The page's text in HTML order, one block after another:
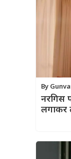
By
नरगिस
लगाकर